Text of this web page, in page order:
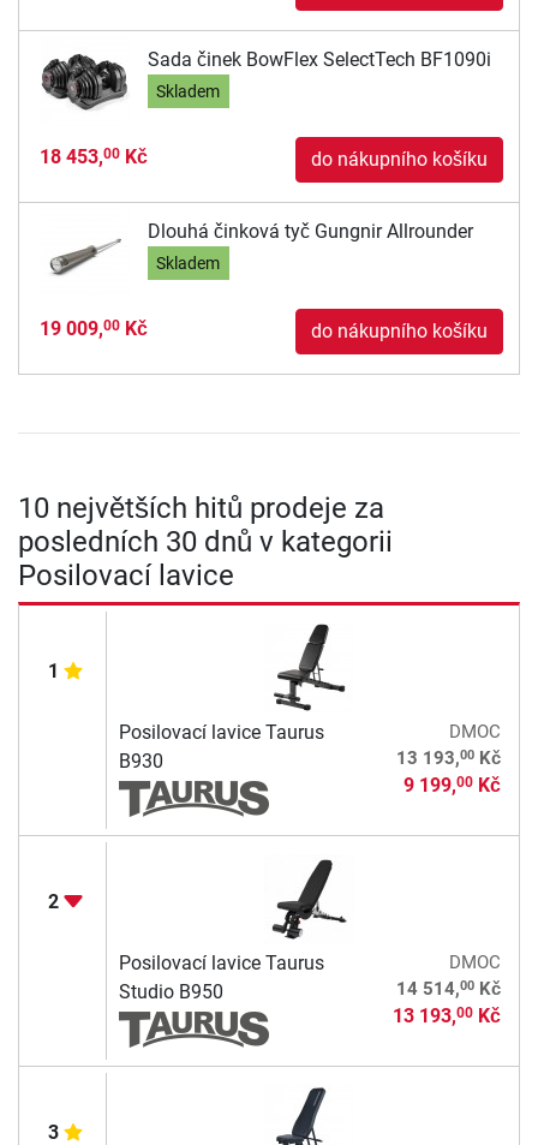
Sada činek BowFlex SelectTech BF1090i
Skladem
18 453,00Kč do nákupního košíku
Dlouhá činková tyč Gungnir Allrounder
Skladem
19 009,00Kč do nákupního košíku
10 největších hitů prodeje za
posledních 30 dnů v kategorii
Posilovací lavice
1
Posilovací lavice Taurus
B930
DMOC
13 193,00Kč
9 199,00Kč
2
Posilovací lavice Taurus
Studio B950
DMOC
14 514,00Kč
13 193,00Kč
3